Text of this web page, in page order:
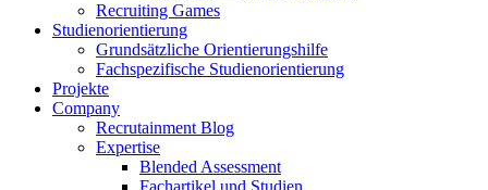
Recruiting Games
Studienorientierung
Grundsätzliche Orientierungshilfe
Fachspezifische Studienorientierung
Projekte
Company
Recrutainment Blog
Expertise
Blended Assessment
Fachartikel und Studien